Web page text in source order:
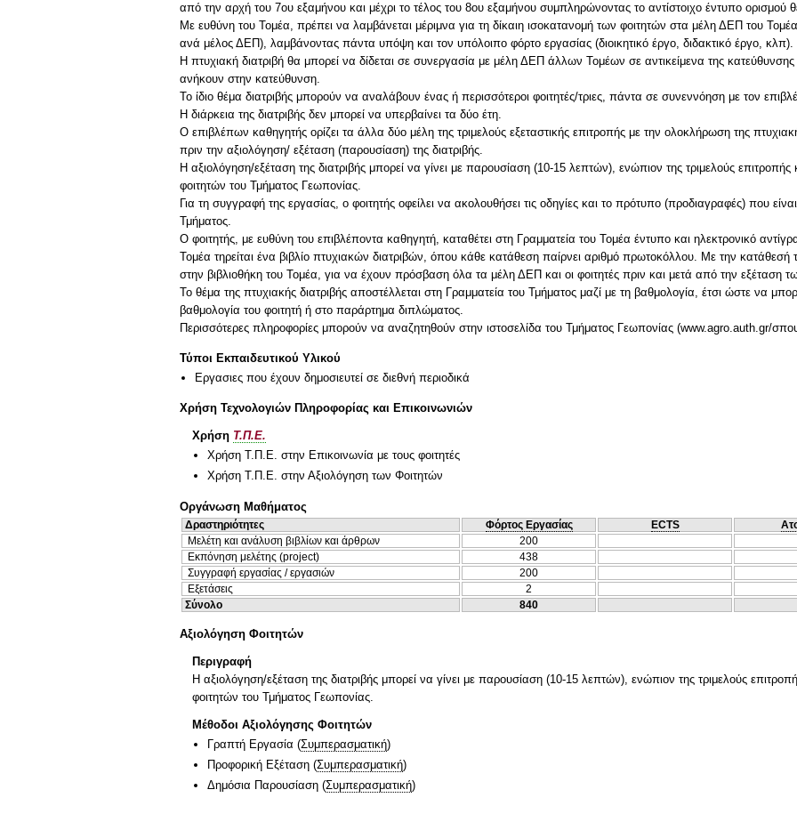
από την αρχή του 7ου εξαμήνου και μέχρι το τέλος του 8ου εξαμήνου συμπληρώνοντας το αντίστοιχο έντυπο ορισμού
Με ευθύνη του Τομέα, πρέπει να λαμβάνεται μέριμνα για τη δίκαιη ισοκατανομή των φοιτητών στα μέλη ΔΕΠ του Τομέα
ανά μέλος ΔΕΠ), λαμβάνοντας πάντα υπόψη και τον υπόλοιπο φόρτο εργασίας (διοικητικό έργο, διδακτικό έργο, κλπ).
Η πτυχιακή διατριβή θα μπορεί να δίδεται σε συνεργασία με μέλη ΔΕΠ άλλων Τομέων σε αντικείμενα της
ανήκουν στην κατεύθυνση.
Το ίδιο θέμα διατριβής μπορούν να αναλάβουν ένας ή περισσότεροι φοιτητές/τριες, πάντα σε συνεννόηση με τον
Η διάρκεια της διατριβής δεν μπορεί να υπερβαίνει τα δύο έτη.
Ο επιβλέπων καθηγητής ορίζει τα άλλα δύο μέλη της τριμελούς εξεταστικής επιτροπής με την ολοκλήρωση της
πριν την αξιολόγηση/ εξέταση (παρουσίαση) της διατριβής.
Η αξιολόγηση/εξέταση της διατριβής μπορεί να γίνει με παρουσίαση (10-15 λεπτών), ενώπιον της τριμελούς
φοιτητών του Τμήματος Γεωπονίας.
Για τη συγγραφή της εργασίας, ο φοιτητής οφείλει να ακολουθήσει τις οδηγίες και το πρότυπο (προδιαγραφές) που
Τμήματος.
Ο φοιτητής, με ευθύνη του επιβλέποντα καθηγητή, καταθέτει στη Γραμματεία του Τομέα έντυπο και ηλεκτρονικό
Τομέα τηρείται ένα βιβλίο πτυχιακών διατριβών, όπου κάθε κατάθεση παίρνει αριθμό πρωτοκόλλου. Με την κατάθεσή
στην βιβλιοθήκη του Τομέα, για να έχουν πρόσβαση όλα τα μέλη ΔΕΠ και οι φοιτητές πριν και μετά από την εξέταση
Το θέμα της πτυχιακής διατριβής αποστέλλεται στη Γραμματεία του Τμήματος μαζί με τη βαθμολογία, έτσι ώστε να
βαθμολογία του φοιτητή ή στο παράρτημα διπλώματος.
Τύποι Εκπαιδευτικού Υλικού
Εργασιες που έχουν δημοσιευτεί σε διεθνή περιοδικά
Χρήση Τεχνολογιών Πληροφορίας και Επικοινωνιών
Χρήση Τ.Π.Ε.
Χρήση Τ.Π.Ε. στην Επικοινωνία με τους φοιτητές
Χρήση Τ.Π.Ε. στην Αξιολόγηση των Φοιτητών
Οργάνωση Μαθήματος
Δραστηριότητες Φόρτος Εργασίας ECTS
Μελέτη και ανάλυση βιβλίων και άρθρων
200
Εκπόνηση μελέτης (project)
438
Συγγραφή εργασίας / εργασιών
200
Εξετάσεις
2
Σύνολο
840
Αξιολόγηση Φοιτητών
Περιγραφή
Η αξιολόγηση/εξέταση της διατριβής μπορεί να γίνει με παρουσίαση (10-15 λεπτών), ενώπιον της τριμελούς
φοιτητών του Τμήματος Γεωπονίας.
Μέθοδοι Αξιολόγησης Φοιτητών
Γραπτή Εργασία (Συμπερασματική)
Προφορική Εξέταση (Συμπερασματική)
Δημόσια Παρουσίαση (Συμπερασματική)